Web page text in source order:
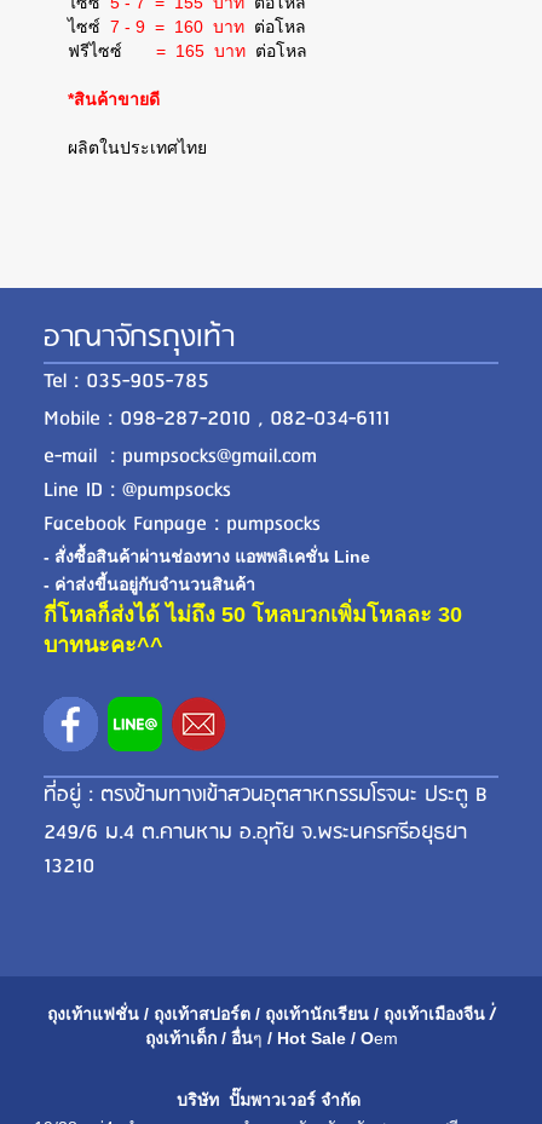
ไซซ์ 7 - 9 = 160 บาท ต่อโหล
ฟรีไซซ์ = 165 บาท ต่อโหล
*สินค้าขายดี
ผลิตในประเทศไทย
อาณาจักรถุงเท้า
Tel : 035-905-785
Mobile : 098-287-2010 , 082-034-6111
e-mail : pumpsocks@gmail.com
Line ID : @pumpsocks
Facebook Fanpage : pumpsocks
- สั่งซื้อสินค้าผ่านช่องทาง แอพพลิเคชั่น Line
- ค่าส่งขี้นอยู่กับจำนวนสินค้า
กี่โหลก็ส่งได้ ไม่ถึง 50 โหลบวกเพิ่มโหลละ 30
บาทนะคะ^^
ที่อยู่ : ตรงข้ามทางเข้าสวนอุตสาหกรรมโรจนะ ประตู B
249/6 ม.4 ต.คานหาม อ.อุทัย จ.พระนครศรีอยุธยา
13210
ถุงเท้าแฟชั่น / ถุงเท้าสปอร์ต / ถุงเท้านักเรียน / ถุงเท้าเมืองจีน /่
ถุงเท้าเด็ก / อื่นๆ / Hot Sale / Oem
บริษัท ปั๊มพาวเวอร์ จำกัด